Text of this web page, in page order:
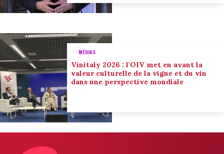
MÉDIAS
Vinitaly 2026 : l'OIV met en avant la
valeur culturelle de la vigne et du vin
dans une perspective mondiale